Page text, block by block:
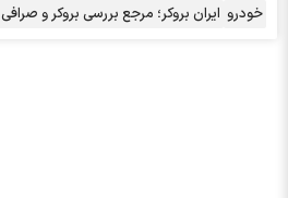
خودرو ایران بروکر؛ مرجع بررسی بروکر و صرافی